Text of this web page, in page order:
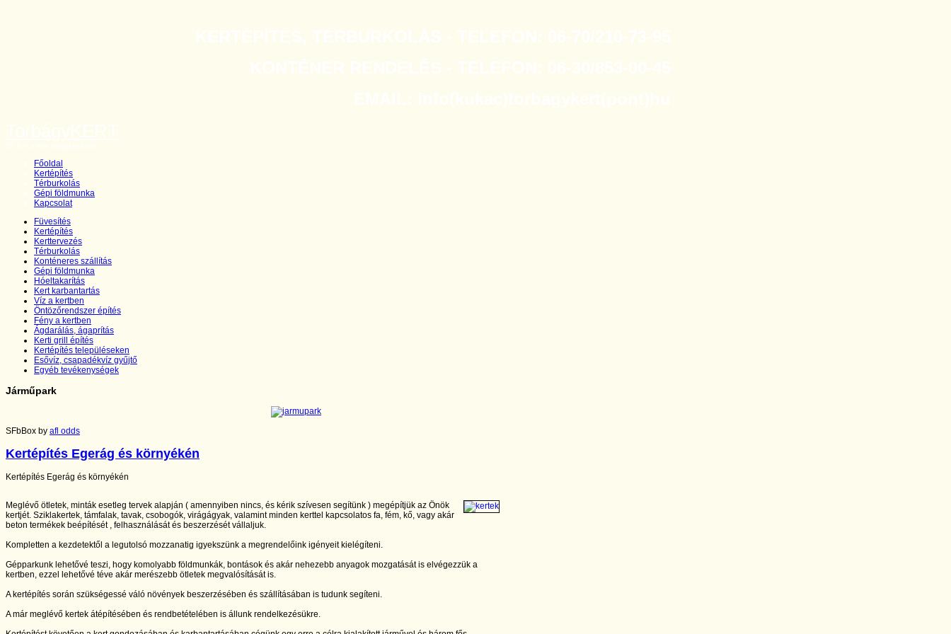
Főoldal
Kertépítés
Térburkolás
Gépi földmunka
Kapcsolat
Füvesítés
Kertépítés
Kerttervezés
Térburkolás
Konténeres szállítás
Gépi földmunka
Hóeltakarítás
Kert karbantartás
Víz a kertben
Öntözőrendszer építés
Fény a kertben
Ágdarálás, ágaprítás
Kerti grill építés
Kertépítés településeken
Esővíz, csapadékvíz gyűjtő
Egyéb tevékenységek
Járműpark
SFbBox by afl odds
Kertépítés Egerág és környékén
Kertépítés Egerág és környékén
Meglévő ötletek, minták esetleg tervek alapján ( amennyiben nincs, és kérik szívesen segítünk ) megépítjük az Önök
kertjét. Sziklakertek, támfalak, tavak, csobogók, virágágyak, valamint minden kerttel kapcsolatos fa, fém, kő, vagy akár
beton termékek beépítését , felhasználását és beszerzését vállaljuk.
Kompletten a kezdetektől a legutolsó mozzanatig igyekszünk a megrendelőink igényeit kielégíteni.
Gépparkunk lehetővé teszi, hogy komolyabb földmunkák, bontások és akár nehezebb anyagok mozgatását is elvégezzük a
kertben, ezzel lehetővé téve akár merészebb ötletek megvalósítását is.
A kertépítés során szükségessé váló növények beszerzésében és szállításában is tudunk segíteni.
A már meglévő kertek átépítésében és rendbetételében is állunk rendelkezésükre.